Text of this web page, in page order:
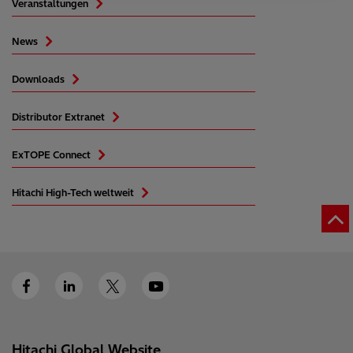
Veranstaltungen
News
Downloads
Distributor Extranet
ExTOPE Connect
Hitachi High-Tech weltweit